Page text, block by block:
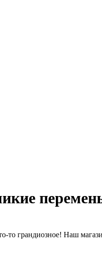
то грандиозное! Наш